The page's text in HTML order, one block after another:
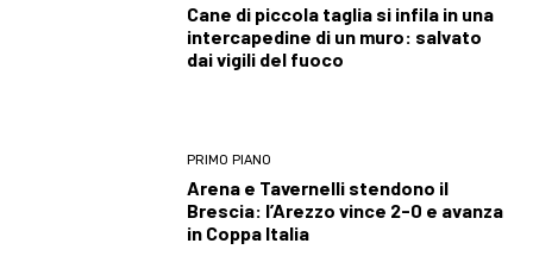
Cane di piccola taglia si infila in una
intercapedine di un muro: salvato
dai vigili del fuoco
PRIMO PIANO
Arena e Tavernelli stendono il
Brescia: l’Arezzo vince 2-0 e avanza
in Coppa Italia